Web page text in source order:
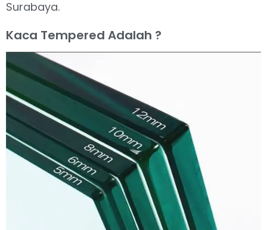
Surabaya.
Kaca Tempered Adalah ?